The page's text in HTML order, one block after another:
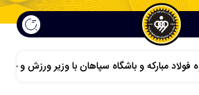
فولاد مبارکه و باشگاه سپاهان با وزیر ورزش و